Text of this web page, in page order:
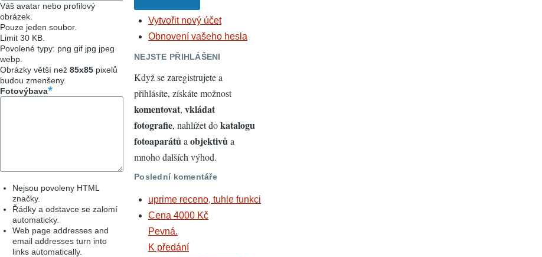
Váš avatar nebo profilový
obrázek.
Pouze jeden soubor.
Limit 30 KB.
Povolené typy: png gif jpg jpeg
webp.
Obrázky větší než 85x85 pixelů
budou zmenšeny.
Fotovýbava
Nejsou povoleny HTML
značky.
Řádky a odstavce se zalomí
automaticky.
Web page addresses and
email addresses turn into
links automatically.
Vytvořit nový účet
Obnovení vašeho hesla
NEJSTE PŘIHLÁŠENI
Když se zaregistrujete a
přihlásíte, získáte možnost
komentovat, vkládat
fotografie, nahlížet dokatalogu
fotoaparátůa objektivůa
mnoho dalších výhod.
Poslední komentáře
uprime receno, tuhle funkci
Cena 4000 Kč
Pevná.
K předání